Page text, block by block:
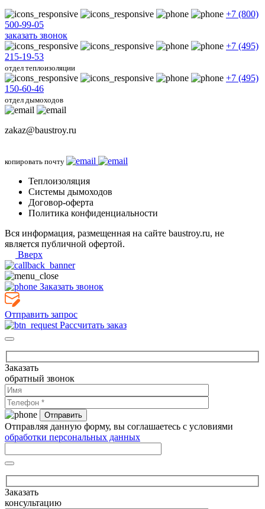
+7 (800)
500-99-05
заказать звонок
+7 (495)
215-19-53
отдел теплоизоляции
+7 (495)
150-60-46
отдел дымоходов
zakaz@baustroy.ru
копировать почту
Теплоизоляция
Системы дымоходов
Договор-оферта
Политика конфиденциальности
Вся информация, размещенная на сайте baustroy.ru, не
является публичной офертой.
Вверх
Заказать звонок
Отправить запрос
Рассчитать заказ
Заказать
обратный звонок
Отправляя данную форму, вы соглашаетесь с условиями
обработки персональных данных
Заказать
консультацию